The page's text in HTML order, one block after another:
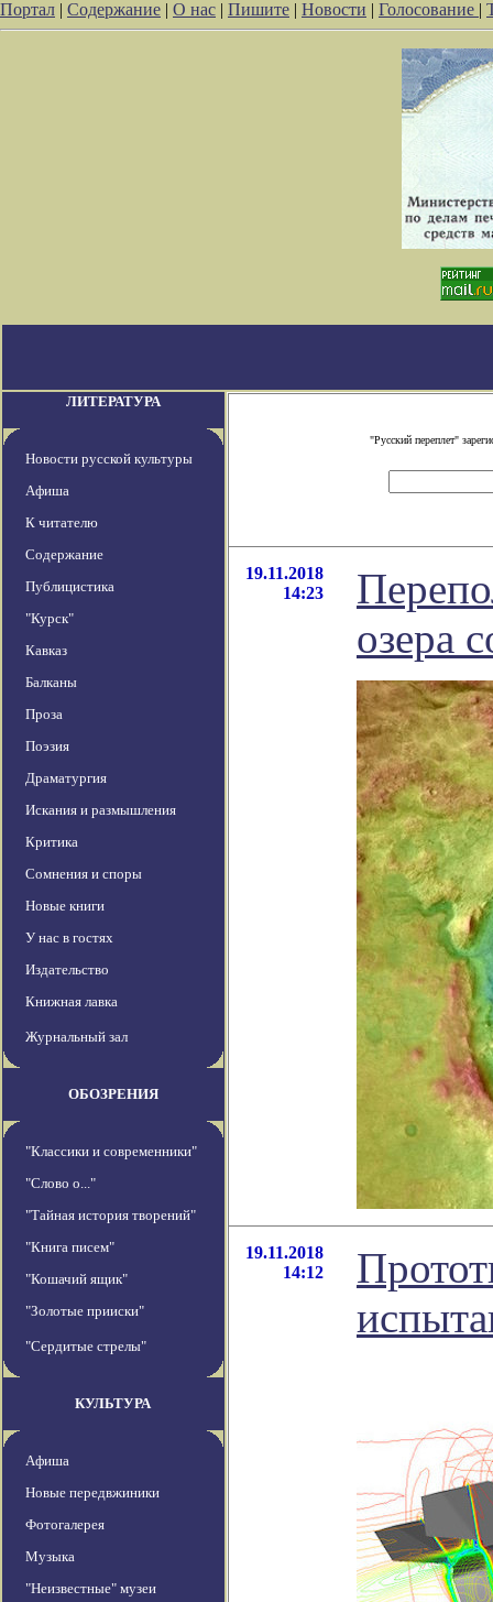
Портал | Содержание | О нас | Пишите | Новости | Голосование |
ЛИТЕРАТУРА
Новости русской культуры
Афиша
К читателю
Содержание
Публицистика
"Курск"
Кавказ
Балканы
Проза
Поэзия
Драматургия
Искания и размышления
Критика
Сомнения и споры
Новые книги
У нас в гостях
Издательство
Книжная лавка
Журнальный зал
ОБОЗРЕНИЯ
"Классики и современники"
"Слово о..."
"Тайная история творений"
"Книга писем"
"Кошачий ящик"
"Золотые прииски"
"Сердитые стрелы"
КУЛЬТУРА
Афиша
Новые передвжиники
Фотогалерея
Музыка
"Неизвестные" музеи
"Русский переплет"
19.11.2018
14:23
озера
19.11.2018
14:12